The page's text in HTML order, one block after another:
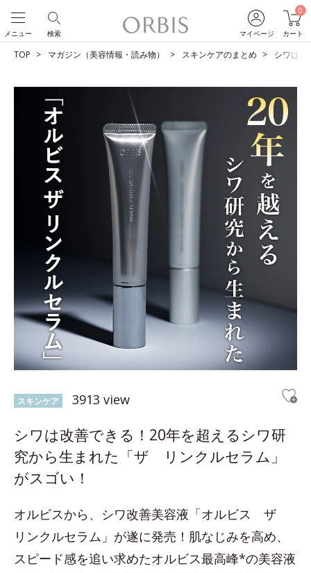
マイページ
0
カート
検索
メニュー
TOP マガジン（美容情報・読み物） スキンケアのまとめ シワは
スキンケア 3913 view
シワは改善できる！20年を超えるシワ研
究から生まれた「ザ リンクルセラム」
がスゴい！
オルビスから、シワ改善美容液「オルビス ザ
リンクルセラム」が遂に発売！肌なじみを高め、
スピード感を追い求めたオルビス最高峰*の美容液